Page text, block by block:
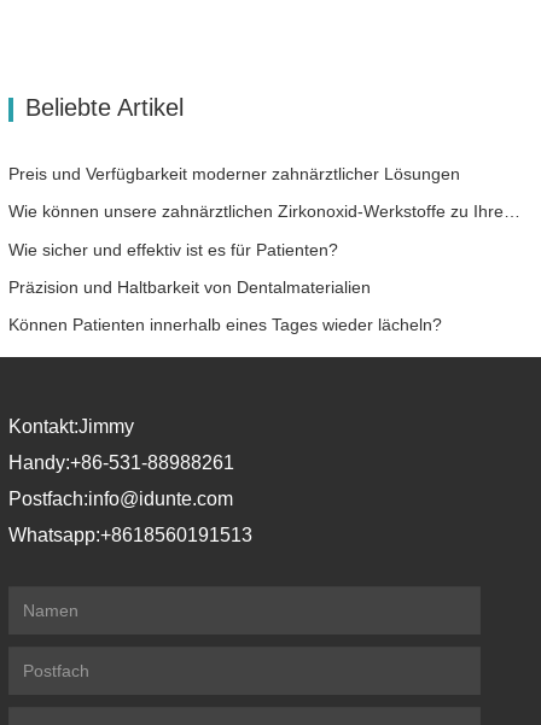
Beliebte Artikel
Preis und Verfügbarkeit moderner zahnärztlicher Lösungen
Wie können unsere zahnärztlichen Zirkonoxid-Werkstoffe zu Ihrem Erfolg beitragen?
Wie sicher und effektiv ist es für Patienten?
Präzision und Haltbarkeit von Dentalmaterialien
Können Patienten innerhalb eines Tages wieder lächeln?
Kontakt:Jimmy
Handy:+86-531-88988261
Postfach:info@idunte.com
Whatsapp:+8618560191513